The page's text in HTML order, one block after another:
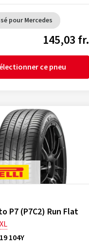
pour Mercedes
145,03 fr.
ce pneu
P7 (P7C2) Run Flat
XL
104Y